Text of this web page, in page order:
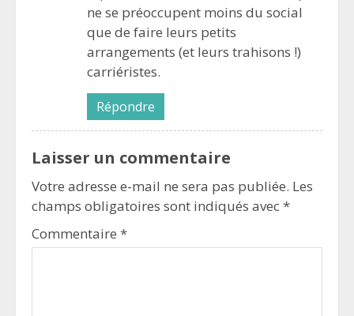
ne se préoccupent moins du social
que de faire leurs petits
arrangements (et leurs trahisons !)
carriéristes.
Répondre
Laisser un commentaire
Votre adresse e-mail ne sera pas publiée. Les
champs obligatoires sont indiqués avec*
Commentaire *